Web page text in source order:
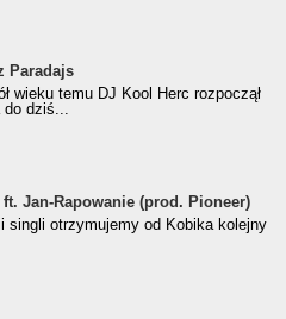
za
Album Roku
Paradajs
wieku temu DJ Kool Herc rozpoczął
do dziś...
(prod. Pioneer)
Jan-Rapowanie (prod. Pioneer)
singli otrzymujemy od Kobika kolejny